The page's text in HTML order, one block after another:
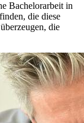
Bachelorarbeit in
die diese
die